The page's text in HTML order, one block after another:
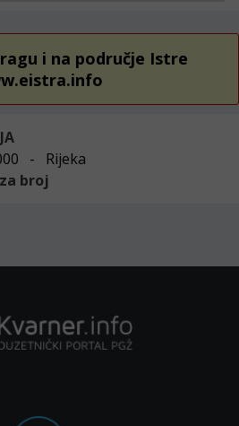
i na područje Istre
- Rijeka
broj